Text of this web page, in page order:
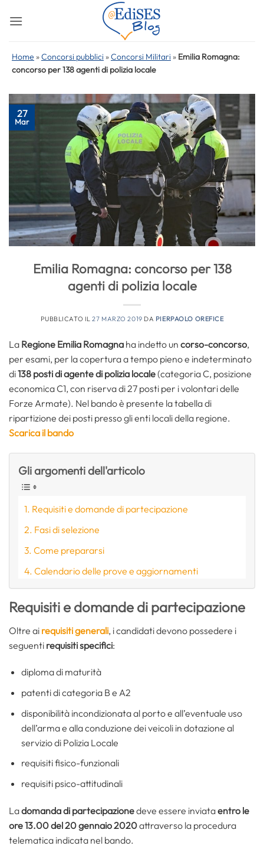
Home »Concorsi pubblici »Concorsi Militari » Emilia Romagna:
concorso per 138 agenti di polizia locale
27
Mar
Emilia Romagna: concorso per 138
agenti di polizia locale
PUBBLICATO IL27 MARZO 2019 DA PIERPAOLO OREFICE
La Regione Emilia Romagna ha indetto un corso-concorso,
per esami, per la copertura a tempo pieno e indeterminato
di138 posti di agente di polizia locale(categoria C, posizione
economica C1, con riserva di 27 posti per i volontari delle
Forze Armate). Nel bando è presente la tabella di
ripartizione dei posti presso gli enti locali della regione.
Scarica il bando
Gli argomenti dell'articolo
Requisiti e domande di partecipazione
Fasi di selezione
Come prepararsi
Calendario delle prove e aggiornamenti
Requisiti e domande di partecipazione
Oltre ai requisiti generali, i candidati devono possedere i
seguenti requisiti specifici:
diploma di maturità
patenti di categoria B e A2
disponibilità incondizionata al porto e all’eventuale uso
dell’arma e alla conduzione dei veicoli in dotazione al
servizio di Polizia Locale
requisiti fisico-funzionali
requisiti psico-attitudinali
Ladomanda di partecipazionedeve essere inviataentro le
ore 13.00 del 20 gennaio 2020attraverso la procedura
telematica indicata nel bando.